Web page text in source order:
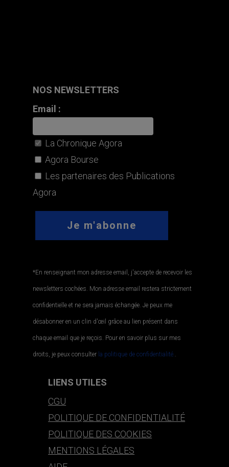
NOS NEWSLETTERS
Email :
La Chronique Agora
Agora Bourse
Les partenaires des Publications
Agora
*En renseignant mon adresse email, j'accepte de recevoir les
newsletters cochées. Mon adresse email restera strictement
confidentielle et ne sera jamais échangée. Je peux me
désabonner en un clin d'œil grâce au lien présent dans
chaque email que je reçois. Pour en savoir plus sur mes
droits, je peux consulter la politique de confidentialité..
LIENS UTILES
CGU
POLITIQUE DE CONFIDENTIALITÉ
POLITIQUE DES COOKIES
MENTIONS LÉGALES